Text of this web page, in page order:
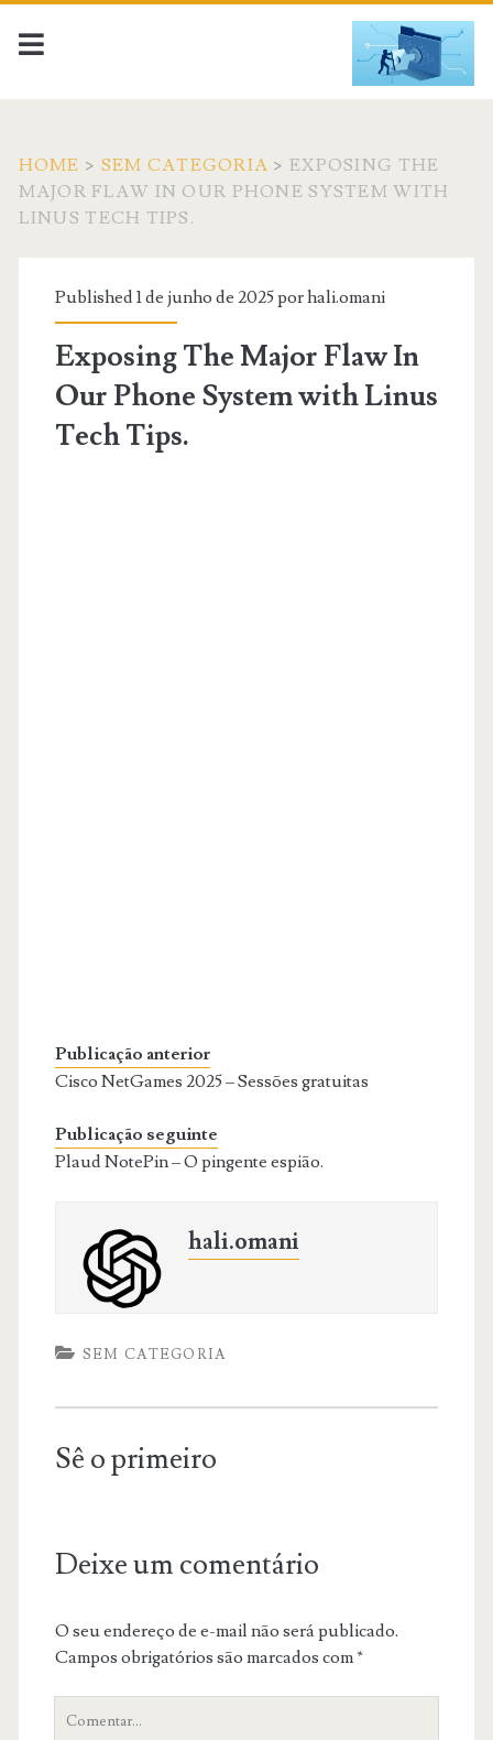
HOME > SEM CATEGORIA >EXPOSING THE
MAJOR FLAW IN OUR PHONE SYSTEM WITH
LINUS TECH TIPS.
Published 1 de junho de 2025 porhali.omani
Exposing The Major Flaw In
Our Phone System with Linus
Tech Tips.
Publicação anterior
Cisco NetGames 2025 – Sessões gratuitas
Publicação seguinte
Plaud NotePin – O pingente espião.
hali.omani
SEM CATEGORIA
Sê o primeiro
Deixe um comentário
O seu endereço de e-mail não será publicado.
Campos obrigatórios são marcados com*